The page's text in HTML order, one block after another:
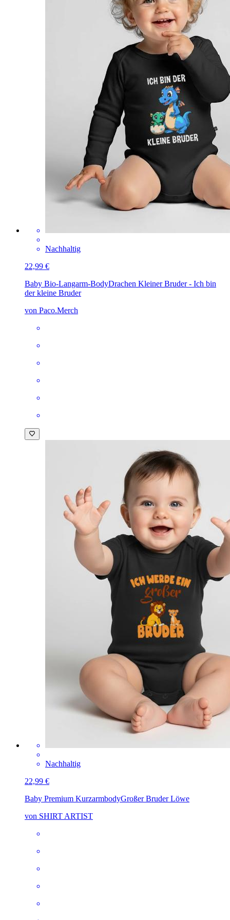
Nachhaltig
22,99 €
Baby Bio-Langarm-BodyDrachen Kleiner Bruder - Ich bin
der kleine Bruder
von Paco.Merch
Nachhaltig
22,99 €
Baby Premium KurzarmbodyGroßer Bruder Löwe
von SHIRT ARTIST